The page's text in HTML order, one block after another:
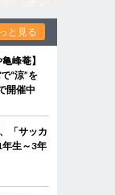
と見る
峰菴】
“涼”を
開催中
「サッカ
生～3年